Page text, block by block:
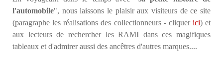
l'automobile", nous laissons le plaisir aux visiteurs de ce site
(paragraphe les réalisations des collectionneurs - cliquer ici) et
aux lecteurs de rechercher les RAMI dans ces magifiques
tableaux et d'admirer aussi des ancêtres d'autres marques....